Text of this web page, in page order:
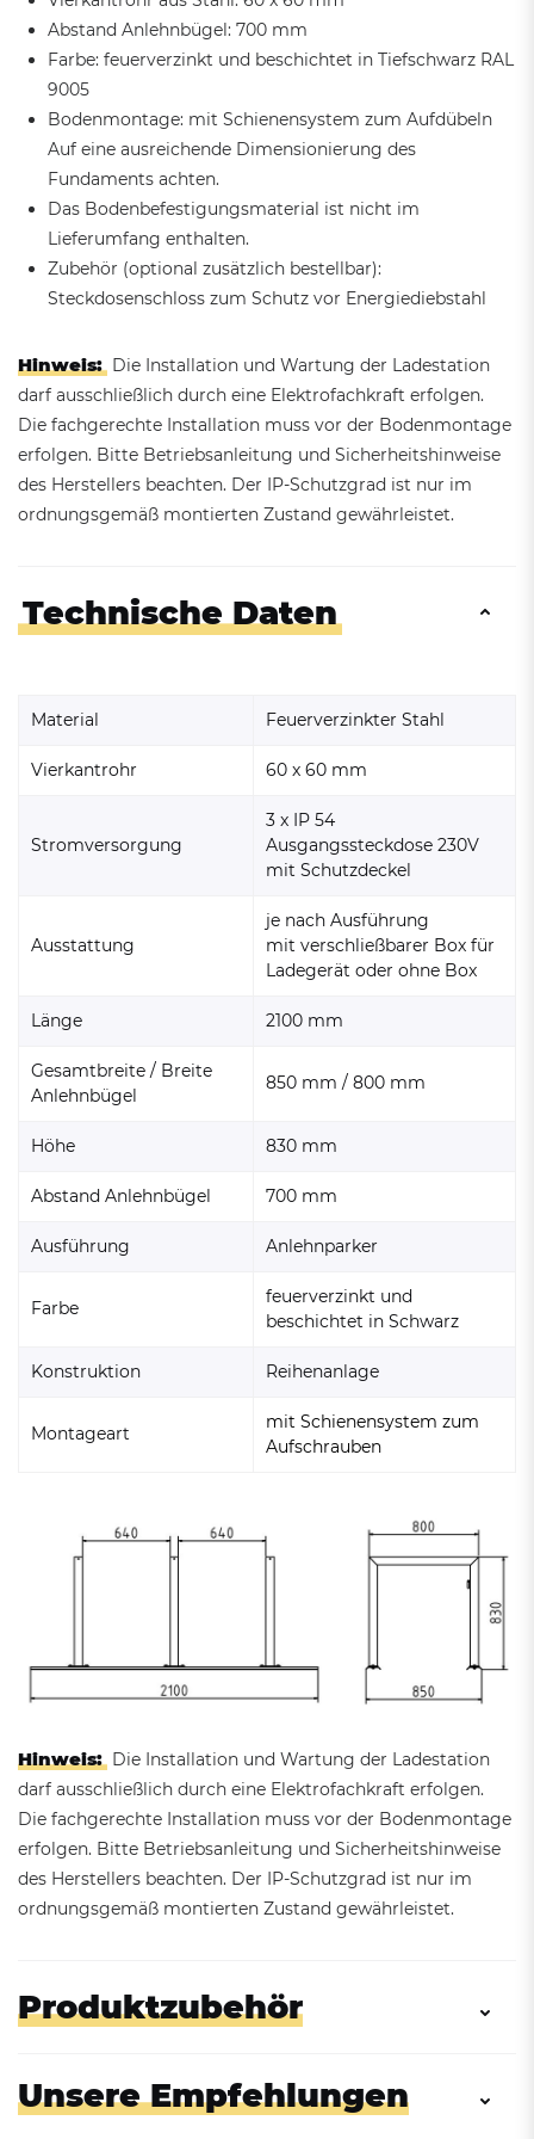
Abstand Anlehnbügel: 700 mm
Farbe: feuerverzinkt und beschichtet in Tiefschwarz RAL
9005
Bodenmontage: mit Schienensystem zum Aufdübeln
Auf eine ausreichende Dimensionierung des
Fundaments achten.
Das Bodenbefestigungsmaterial ist nicht im
Lieferumfang enthalten.
Zubehör (optional zusätzlich bestellbar):
Steckdosenschloss zum Schutz vor Energiediebstahl
Hinweis: Die Installation und Wartung der Ladestation
darf ausschließlich durch eine Elektrofachkraft erfolgen.
Die fachgerechte Installation muss vor der Bodenmontage
erfolgen. Bitte Betriebsanleitung und Sicherheitshinweise
des Herstellers beachten. Der IP-Schutzgrad ist nur im
ordnungsgemäß montierten Zustand gewährleistet.
Technische Daten
Material Feuerverzinkter Stahl
Vierkantrohr 60 x 60 mm
Stromversorgung
3 x IP 54
Ausgangssteckdose 230V
mit Schutzdeckel
Ausstattung
je nach Ausführung
mit verschließbarer Box für
Ladegerät oder ohne Box
Länge 2100 mm
Gesamtbreite / Breite
Anlehnbügel
850 mm / 800 mm
Höhe 830 mm
Abstand Anlehnbügel 700 mm
Ausführung Anlehnparker
Farbe
feuerverzinkt und
beschichtet in Schwarz
Konstruktion Reihenanlage
Montageart
mit Schienensystem zum
Aufschrauben
Hinweis: Die Installation und Wartung der Ladestation
darf ausschließlich durch eine Elektrofachkraft erfolgen.
Die fachgerechte Installation muss vor der Bodenmontage
erfolgen. Bitte Betriebsanleitung und Sicherheitshinweise
des Herstellers beachten. Der IP-Schutzgrad ist nur im
ordnungsgemäß montierten Zustand gewährleistet.
Produktzubehör
Unsere Empfehlungen